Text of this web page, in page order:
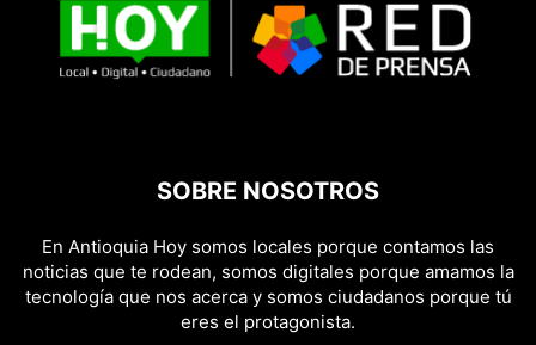
SOBRE NOSOTROS
En Antioquia Hoy somos locales porque contamos las
noticias que te rodean, somos digitales porque amamos la
tecnología que nos acerca y somos ciudadanos porque tú
eres el protagonista.